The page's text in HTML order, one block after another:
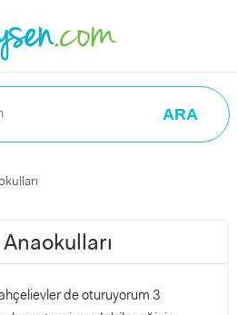
ARA
de oturuyorum 3